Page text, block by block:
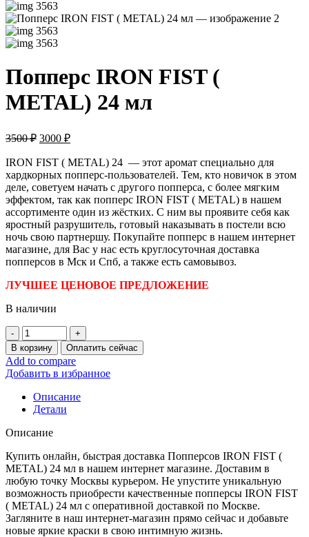
Попперс IRON FIST (
METAL) 24 мл
3500₽ Первоначальная
составляла
3500 ₽.
3000 ₽Текущая
3000 ₽.
IRON FIST ( METAL) 24 — этот аромат специально для
хардкорных попперс-пользователей. Тем, кто новичок в этом
деле, советуем начать с другого попперса, с более мягким
эффектом, так как попперс IRON FIST ( METAL) в нашем
ассортименте один из жёстких. С ним вы проявите себя как
яростный разрушитель, готовый наказывать в постели всю
ночь свою партнершу. Покупайте попперс в нашем интернет
магазине, для Вас у нас есть круглосуточная доставка
попперсов в Мск и Спб, а также есть самовывоз.
ЛУЧШЕЕ ЦЕНОВОЕ ПРЕДЛОЖЕНИЕ
В наличии
Количество
товара
Попперс
IRON
FIST
(
METAL)
мл
В корзину Оплатить сейчас
Add to compare
Добавить в избранное
Описание
Детали
Описание
Купить онлайн, быстрая доставка Попперсов IRON FIST (
METAL) 24 мл в нашем интернет магазине. Доставим в
любую точку Москвы курьером. Не упустите уникальную
возможность приобрести качественные попперсы IRON FIST
( METAL) 24 мл с оперативной доставкой по Москве.
Загляните в наш интернет-магазин прямо сейчас и добавьте
новые яркие краски в свою интимную жизнь.